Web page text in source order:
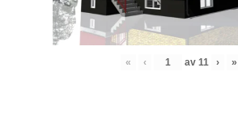
« ‹ av 11 › »